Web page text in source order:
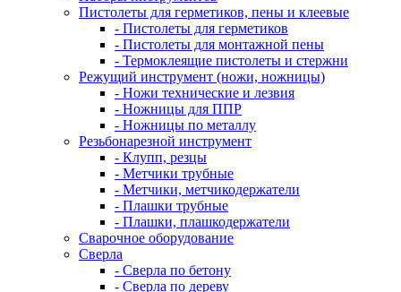
Пистолеты для герметиков, пены и клеевые
- Пистолеты для герметиков
- Пистолеты для монтажной пены
- Термоклеящие пистолеты и стержни
Режущий инструмент (ножи, ножницы)
- Ножи технические и лезвия
- Ножницы для ППР
- Ножницы по металлу
Резьбонарезной инструмент
- Клупп, резцы
- Метчики трубные
- Метчики, метчикодержатели
- Плашки трубные
- Плашки, плашкодержатели
Сварочное оборудование
Сверла
- Сверла по бетону
- Сверла по дереву